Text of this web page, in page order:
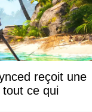
reçoit une
tout ce qui